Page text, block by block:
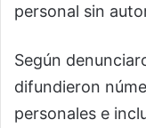
personal sin
Según
difundieron
personales e